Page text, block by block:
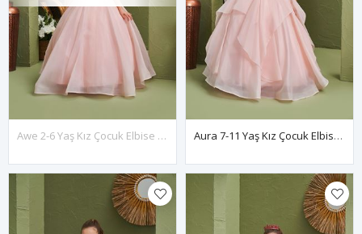
Awe 2-6 Yaş Kız Çocuk Elbise 20166 Somon Aura 7-11 Yaş Kız Çocuk Elbise 30165 Somon